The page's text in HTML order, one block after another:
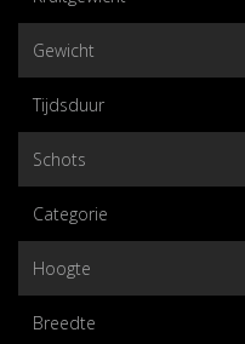
Gewicht
Tijdsduur
Schots
Categorie
Hoogte
Breedte